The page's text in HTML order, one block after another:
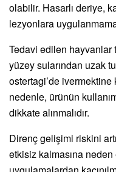
olabilir. Hasarlı deriye,
lezyonlara
Tedavi edilen hayvanlar
yüzey sularından uzak
ostertagi’de
nedenle, ürünün
dikkate alınmalıdır.
Direnç gelişimi riskini
etkisiz kalmasına neden